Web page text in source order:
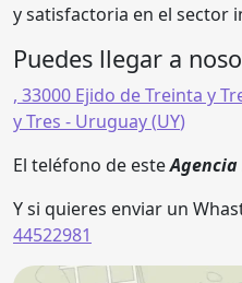
y satisfactoria en el sector
Puedes llegar a
, 33000 Ejido de Treinta y
y Tres - Uruguay (UY)
El teléfono de este
Y si quieres enviar un
44522981